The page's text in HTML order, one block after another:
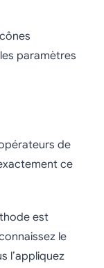
paramètres
de
ce
est
le
l’appliquez